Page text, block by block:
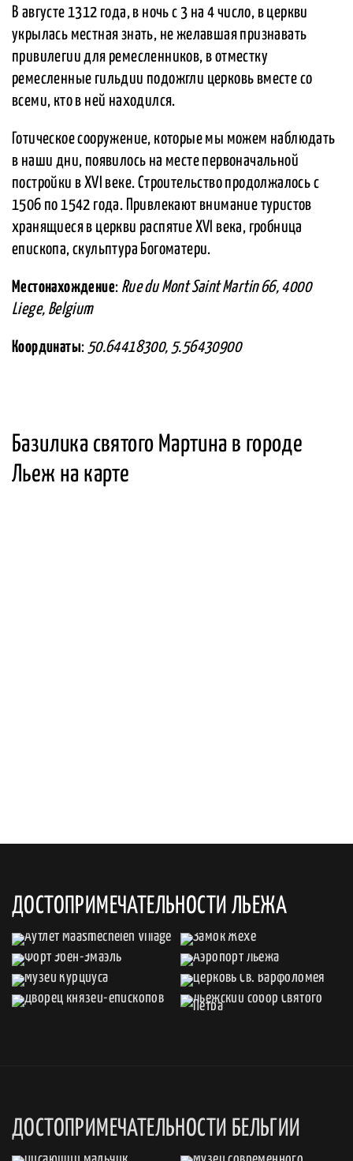
В августе 1312 года, в ночь с 3 на 4 число, в церкви
укрылась местная знать, не желавшая признавать
привилегии для ремесленников, в отместку
ремесленные гильдии подожгли церковь вместе со
всеми, кто в ней находился.
Готическое сооружение, которые мы можем наблюдать
в наши дни, появилось на месте первоначальной
постройки в XVI веке. Строительство продолжалось с
1506 по 1542 года. Привлекают внимание туристов
хранящиеся в церкви распятие XVI века, гробница
епископа, скульптура Богоматери.
Местонахождение: Rue du Mont Saint Martin 66, 4000
Liege, Belgium
Координаты: 50.64418300, 5.56430900
Базилика святого Мартина в городе
Льеж на карте
ДОСТОПРИМЕЧАТЕЛЬНОСТИ ЛЬЕЖА
ДОСТОПРИМЕЧАТЕЛЬНОСТИ БЕЛЬГИИ